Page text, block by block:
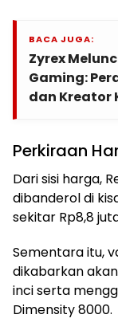
BACA JUGA:
Zyrex
Gaming:
dan Kreator
Perkiraan
Dari sisi harga,
dibanderol di
sekitar Rp8,8
Sementara itu,
dikabarkan
inci serta
Dimensity 8000.